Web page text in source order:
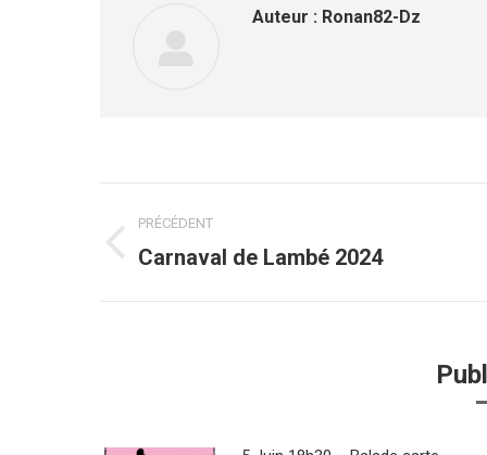
Auteur : Ronan82-Dz
Navigation
article
PRÉCÉDENT
Article
Carnaval de Lambé 2024